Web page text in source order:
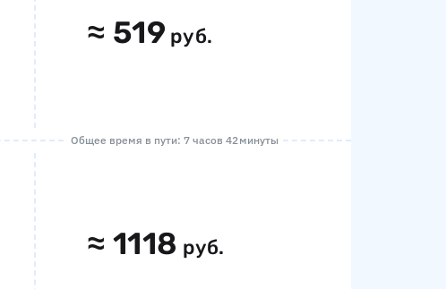
≈ 519 руб.
Общее время в пути: 7 часов 42 минуты
≈1118 руб.